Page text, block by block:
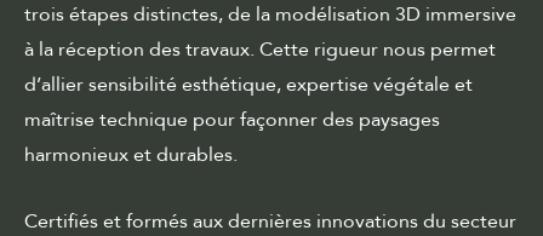
trois étapes distinctes, de la modélisation 3D immersive
à la réception des travaux. Cette rigueur nous permet
d’allier sensibilité esthétique, expertise végétale et
maîtrise technique pour façonner des paysages
harmonieux et durables.
Certifiés et formés aux dernières innovations du secteur